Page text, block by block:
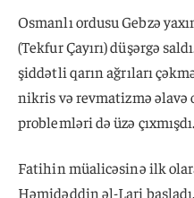
Osmanlı ordusu Gebzə
(Tekfur Çayırı) düşərgə
şiddətli qarın ağrıları
nikris və revmatizmə əlavə
problemləri də üzə çıxmışdı.
Fatihin müalicəsinə ilk
Həmidəddin əl-Lari